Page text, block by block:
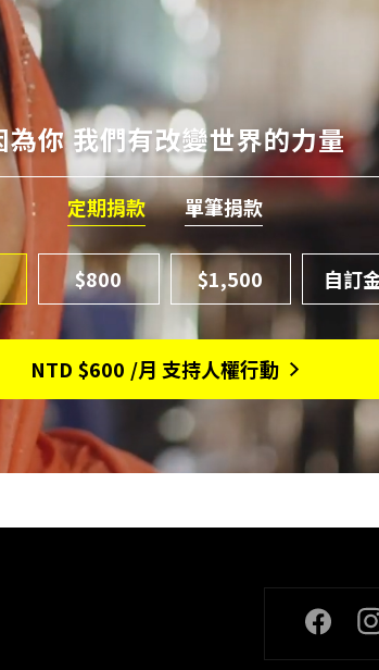
為你 我們有改變世界的力量
定期捐款 單筆捐款
$800 $1,500
NTD $600 /月 支持人權行動
頁尾社